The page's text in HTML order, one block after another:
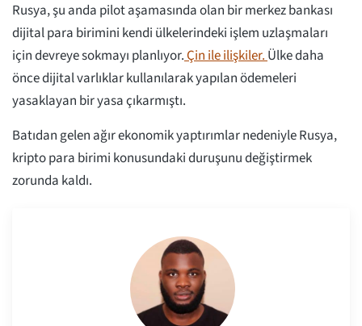
Rusya, şu anda pilot aşamasında olan bir merkez bankası
dijital para birimini kendi ülkelerindeki işlem uzlaşmaları
için devreye sokmayı planlıyor.Çin ile ilişkiler.Ülke daha
önce dijital varlıklar kullanılarak yapılan ödemeleri
yasaklayan bir yasa çıkarmıştı.
Batıdan gelen ağır ekonomik yaptırımlar nedeniyle Rusya,
kripto para birimi konusundaki duruşunu değiştirmek
zorunda kaldı.